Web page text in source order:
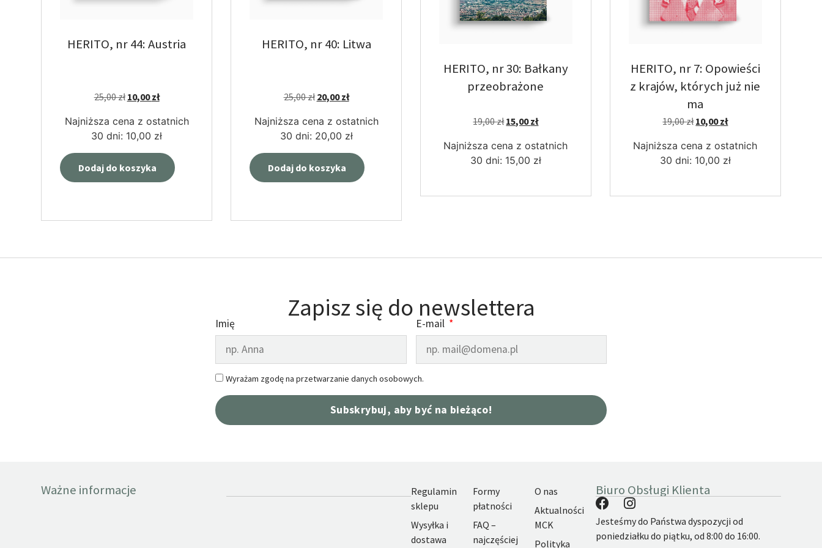
HERITO, nr 44: Austria
25,00zł 10,00zł
Najniższa cena z ostatnich
30 dni: 10,00 zł
Dodaj do koszyka
HERITO, nr 40: Litwa
25,00zł 20,00zł
Najniższa cena z ostatnich
30 dni: 20,00 zł
Dodaj do koszyka
HERITO, nr 30: Bałkany
przeobrażone
19,00zł15,00zł
Najniższa cena z ostatnich
30 dni: 15,00 zł
HERITO, nr 7: Opowieści
z krajów, których już nie
ma
19,00zł10,00zł
Najniższa cena z ostatnich
30 dni: 10,00 zł
Zapisz się do newslettera
Imię E-mail
Wyrażam zgodę na przetwarzanie danych osobowych.
Subskrybuj, aby być na bieżąco!
Ważne informacje
Regulamin
sklepu
Wysyłka i
dostawa
Formy
płatności
FAQ –
najczęściej
O nas
Aktualności
MCK
Polityka
Biuro Obsługi Klienta
Jesteśmy do Państwa dyspozycji od
poniedziałku do piątku, od 8:00 do 16:00.